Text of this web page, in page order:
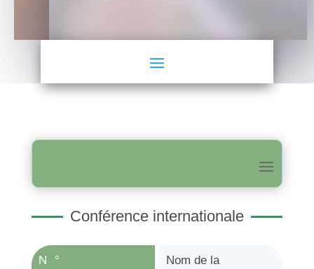
Conférence internationale
N°
Nom de la